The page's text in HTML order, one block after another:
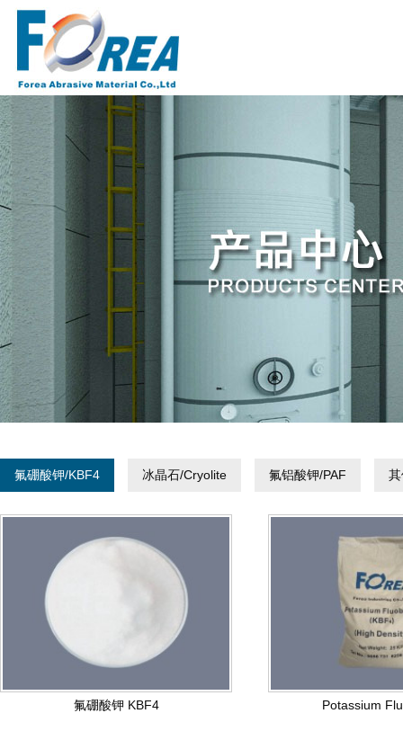
氟硼酸钾/KBF4 冰晶石/Cryolite 氟铝酸钾/PAF
氟硼酸钾 KBF4 Potassium